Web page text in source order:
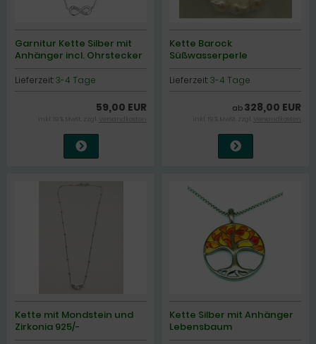
Garnitur Kette Silber mit
Anhänger incl. Ohrstecker
Lieferzeit:3-4 Tage
59,00 EUR
inkl. 19 % MwSt. zzgl. Versandkosten
Kette Barock
Süßwasserperle
Lieferzeit:3-4 Tage
ab 328,00 EUR
inkl. 19 % MwSt. zzgl. Versandkosten
Kette mit Mondstein und
Zirkonia 925/-
Kette Silber mit Anhänger
Lebensbaum